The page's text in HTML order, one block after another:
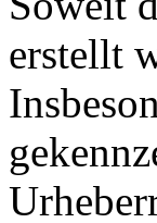
erstellt